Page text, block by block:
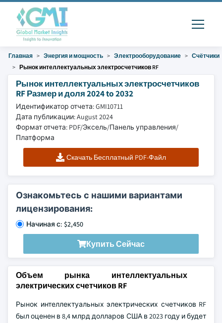
Главная Энергия и мощность Электрооборудование
Счётчики
Рынок интеллектуальных электросчетчиков RF
Рынок интеллектуальных электросчетчиков
RF Размер и доля 2024 to 2032
Идентификатор отчета: GMI10711
Дата публикации: August 2024
Формат отчета: PDF/Эксель/Панель управления/
Платформа
Скачать Бесплатный PDF-Файл
Ознакомьтесь с нашими вариантами
лицензирования:
Начиная с: $2,450
Купить Сейчас
Объем рынка интеллектуальных
электрических счетчиков RF
Рынок интеллектуальных электрических счетчиков RF
был оценен в 8,4 млрд долларов США в 2023 году и будет